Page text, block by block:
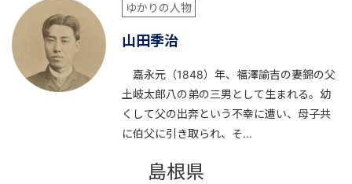
ゆかりの人物
山田季治
嘉永元（1848）年、福澤諭吉の妻錦の父
土岐太郎八の弟の三男として生まれる。幼
くして父の出奔という不幸に遭い、母子共
に伯父に引き取られ、そ...
島根県